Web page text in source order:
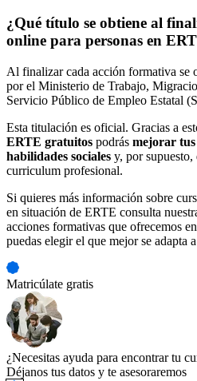
¿Qué título se obtiene al
online para personas en
Al finalizar cada acción formativa se
por el Ministerio de Trabajo,
Servicio Público de Empleo Estatal
Esta titulación es oficial. Gracias a
ERTE gratuitos podrás mejorar tus
habilidades sociales y, por supuesto,
curriculum profesional.
Si quieres más información sobre
en situación de ERTE consulta
acciones formativas que ofrecemos en
puedas elegir el que mejor se adapta
Matricúlate gratis
¿Necesitas ayuda para encontrar tu
Déjanos tus datos y te asesoraremos